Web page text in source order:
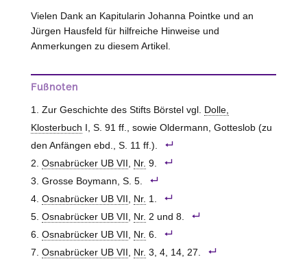
Vielen Dank an Kapitularin Johanna Pointke und an
Jürgen Hausfeld für hilfreiche Hinweise und
Anmerkungen zu diesem Artikel.
Fußnoten
Zur Geschichte des Stifts Börstel vgl. Dolle,
Klosterbuch I, S. 91 ff., sowie Oldermann, Gotteslob (zu
den Anfängen ebd., S. 11 ff.).
Osnabrücker UB VII , Nr. 9.
Grosse Boymann, S. 5.
Osnabrücker UB VII , Nr. 1.
Osnabrücker UB VII , Nr. 2 und 8.
Osnabrücker UB VII , Nr. 6.
Osnabrücker UB VII , Nr. 3, 4, 14, 27.